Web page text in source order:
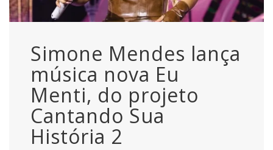
Simone Mendes lança
música nova Eu
Menti, do projeto
Cantando Sua
História 2